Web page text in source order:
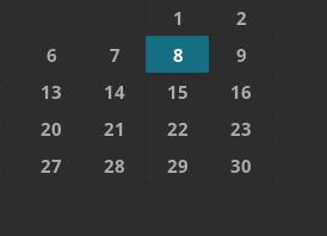
1
2
6 7 8
9
13 14 15
16
20 21 22
23
27 28 29
30